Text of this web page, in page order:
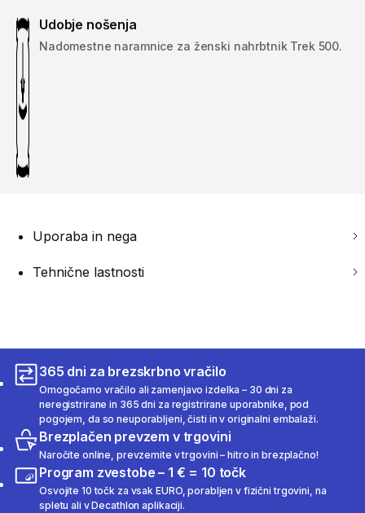
Udobje nošenja
Nadomestne naramnice za ženski nahrbtnik Trek 500.
Uporaba in nega
Tehnične lastnosti
365 dni za brezskrbno vračilo
Omogočamo vračilo ali zamenjavo izdelka – 30 dni za
neregistrirane in 365 dni za registrirane uporabnike, pod
pogojem, da so neuporabljeni, čisti in v originalni embalaži.
Brezplačen prevzem v trgovini
Naročite online, prevzemite v trgovini – hitro in brezplačno!
Program zvestobe – 1 € = 10 točk
Osvojite 10 točk za vsak EURO, porabljen v fizični trgovini, na
spletu ali v Decathlon aplikaciji.